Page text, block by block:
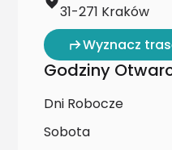
31-271 Kraków
Wyznacz
Godziny
Dni Robocze
Sobota